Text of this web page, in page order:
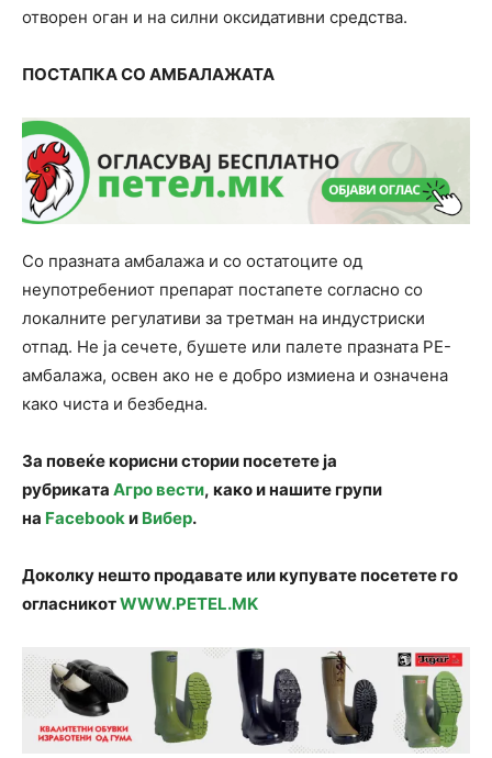
отворен оган и на силни оксидативни средства.
ПОСТАПКА СО АМБАЛАЖАТА
Со празната амбалажа и со остатоците од
неупотребениот препарат постапете согласно со
локалните регулативи за третман на индустриски
отпад. Не ја сечете, бушете или палете празната PE-
амбалажа, освен ако не е добро измиена и означена
како чиста и безбедна.
За повеќе корисни стории посетете ја
рубриката Агро вести, како и нашите групи
на Facebookи Вибер.
Доколку нешто продавате или купувате посетете го
огласникотWWW.PETEL.MK